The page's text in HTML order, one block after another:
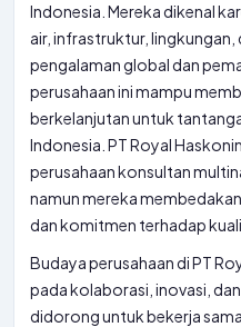
Indonesia. Mereka dikenal
air, infrastruktur, lingkungan,
pengalaman global dan
perusahaan ini mampu
berkelanjutan untuk
Indonesia. PT Royal
perusahaan konsultan
namun mereka
dan komitmen terhadap
Budaya perusahaan di PT
pada kolaborasi, inovasi,
didorong untuk bekerja